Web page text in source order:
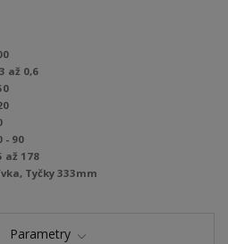
až 0,6
- 90
až 178
Tyčky 333mm
Parametry